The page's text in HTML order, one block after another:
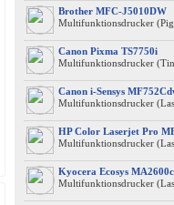
Brother MFC-J5010DW
Multifunktionsdrucker
Canon Pixma TS7750i
Multifunktionsdrucker
Canon i-Sensys
Multifunktionsdrucker
HP Color Laserjet Pro
Multifunktionsdrucker
Kyocera Ecosys
Multifunktionsdrucker